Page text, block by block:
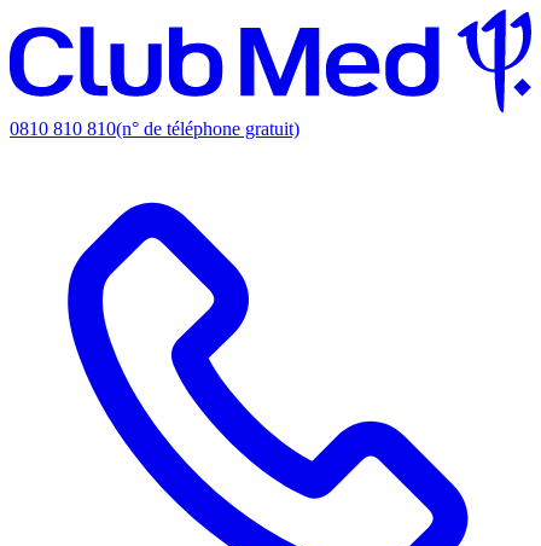
0810 810 810(n° de téléphone gratuit)